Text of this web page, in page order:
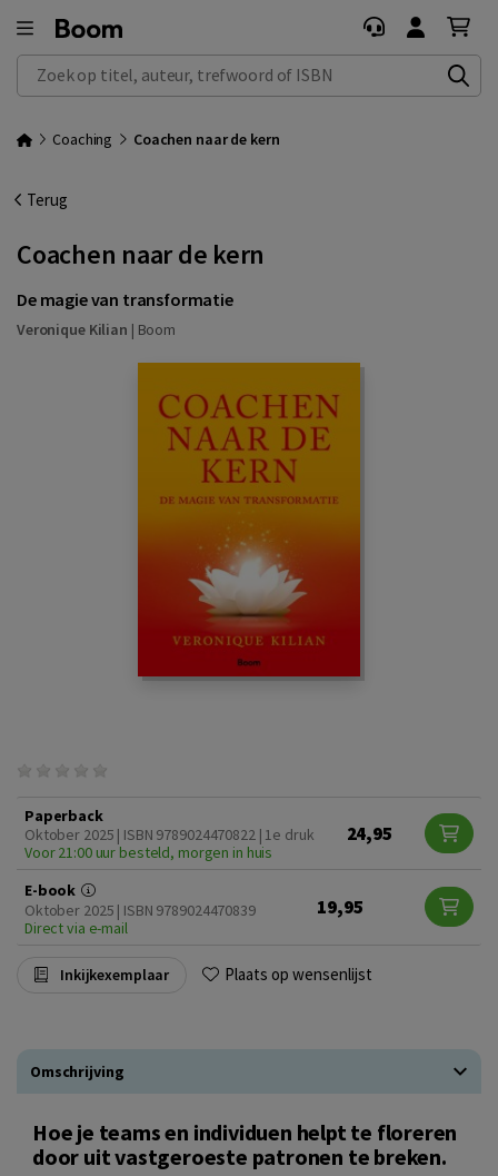
Zoek op titel, auteur, trefwoord of ISBN
Coaching Coachen naar de kern
Terug
Coachen naar de kern
De magie van transformatie
Veronique Kilian | Boom
Paperback
Oktober 2025 | ISBN 9789024470822 | 1e druk
Voor 21:00 uur besteld, morgen in huis
24,95
E-book
Oktober 2025 | ISBN 9789024470839
Direct via e-mail
19,95
Inkijkexemplaar Plaats op wensenlijst
Omschrijving
Hoe je teams en individuen helpt te floreren
door uit vastgeroeste patronen te breken.